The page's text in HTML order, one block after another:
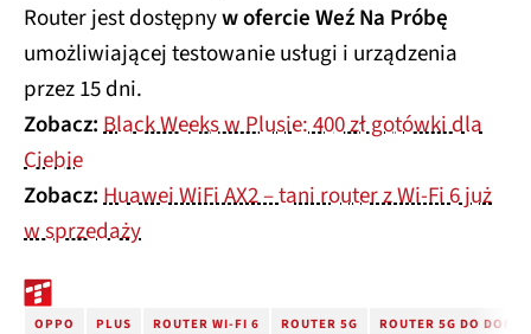
Router jest dostępnyw ofercie Weź Na Próbę
umożliwiającej testowanie usługi i urządzenia
przez 15 dni.
Zobacz:Black Weeks w Plusie: 400 zł gotówki dla
Ciebie
Zobacz:Huawei WiFi AX2 – tani router z Wi-Fi 6 już
w sprzedaży
OPPO PLUS ROUTER WI-FI 6 ROUTER 5G ROUTER 5G DO DOMU